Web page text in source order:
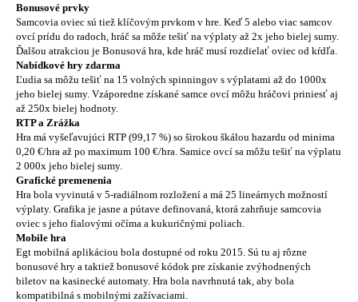
Bonusové prvky
Samcovia oviec sú tiež klíčovým prvkom v hre. Keď 5 alebo viac samcov
ovcí prídu do radoch, hráč sa môže tešiť na výplaty až 2x jeho bielej sumy.
Ďalšou atrakciou je Bonusová hra, kde hráč musí rozdielať oviec od kŕdľa.
Nabídkové hry zdarma
Ľudia sa môžu tešiť na 15 volných spinningov s výplatami až do 1000x
jeho bielej sumy. Vzáporedne získané samce ovcí môžu hráčovi priniesť aj
až 250x bielej hodnoty.
RTP a Zrážka
Hra má vyšeľavujúci RTP (99,17 %) so širokou škálou hazardu od minima
0,20 €/hra až po maximum 100 €/hra. Samice ovcí sa môžu tešiť na výplatu
2 000x jeho bielej sumy.
Grafické premenenia
Hra bola vyvinutá v 5-radiálnom rozložení a má 25 lineárnych možností
výplaty. Grafika je jasne a pútave definovaná, ktorá zahrňuje samcovia
oviec s jeho fialovými očíma a kukuričnými poliach.
Mobile hra
Egt mobilná aplikáciou bola dostupné od roku 2015. Sú tu aj rôzne
bonusové hry a taktiež bonusové kódok pre získanie zvýhodnených
biletov na kasinecké automaty. Hra bola navrhnutá tak, aby bola
kompatibilná s mobilnými zažívaciami.